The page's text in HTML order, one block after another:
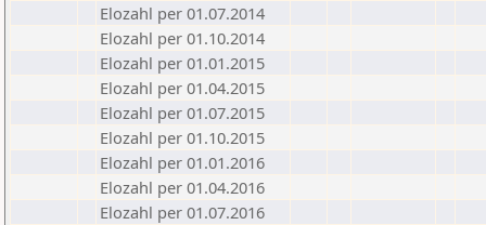
Elozahl per 01.07.2014
Elozahl per 01.10.2014
Elozahl per 01.01.2015
Elozahl per 01.04.2015
Elozahl per 01.07.2015
Elozahl per 01.10.2015
Elozahl per 01.01.2016
Elozahl per 01.04.2016
Elozahl per 01.07.2016